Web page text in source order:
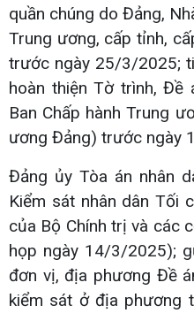
quần chúng do Đảng,
Trung ương, cấp tỉnh,
trước ngày 25/3/2025;
hoàn thiện Tờ trình, Đề
Ban Chấp hành Trung
ương Đảng) trước ngày
Đảng ủy Tòa án nhân
Kiểm sát nhân dân Tối
của Bộ Chính trị và các
họp ngày 14/3/2025);
đơn vị, địa phương Đề
kiểm sát ở địa phương